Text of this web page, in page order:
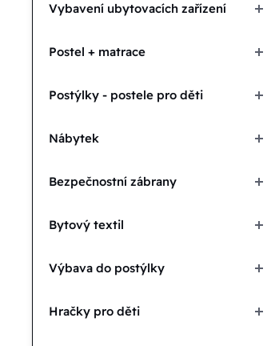
Vybavení ubytovacích zařízení
Postel + matrace
Postýlky - postele pro děti
Nábytek
Bezpečnostní zábrany
Bytový textil
Výbava do postýlky
Hračky pro děti